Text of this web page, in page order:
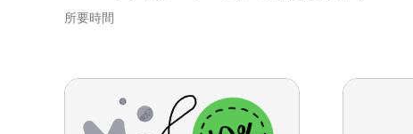
所要時間